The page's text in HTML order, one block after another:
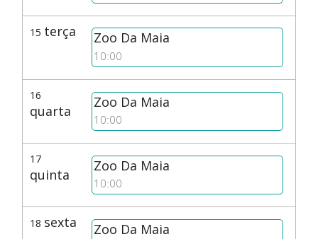
15 terça Zoo Da Maia
10:00
16
quarta
Zoo Da Maia
10:00
17
quinta
Zoo Da Maia
10:00
18 sexta Zoo Da Maia